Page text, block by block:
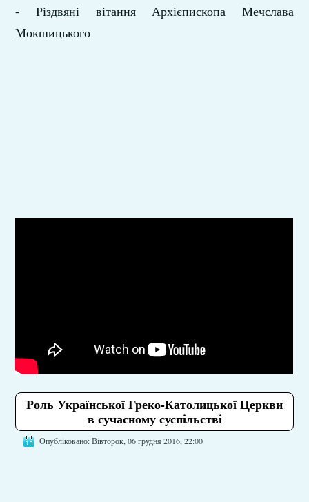
- Різдвяні вітання Архієпископа Мечслава
Мокшицького
Роль Української Греко-Католицької Церкви
в сучасному суспільстві
Опубліковано: Вівторок, 06 грудня 2016, 22:00